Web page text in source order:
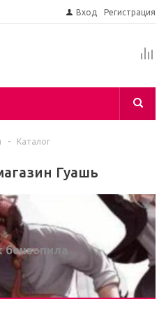
Вход Регистрация
- Каталог
Гуашь
бензопила